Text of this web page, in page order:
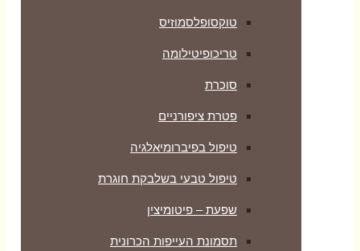
טוקסופלסמוזיס
טריכופיטילומה
סוכרת
פטרת ציפורניים
טיפול בפיברומיאלגיה
טיפול טבעי בשלבקת חוגרת
שפעת – פיטומיצין
תסמונת העייפות הכרונית